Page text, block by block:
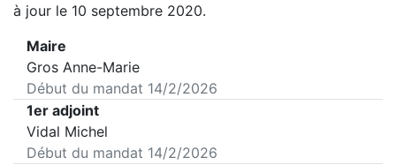
à jour le 10 septembre 2020.
Maire
Gros Anne-Marie
Début du mandat 14/2/2026
1er adjoint
Vidal Michel
Début du mandat 14/2/2026